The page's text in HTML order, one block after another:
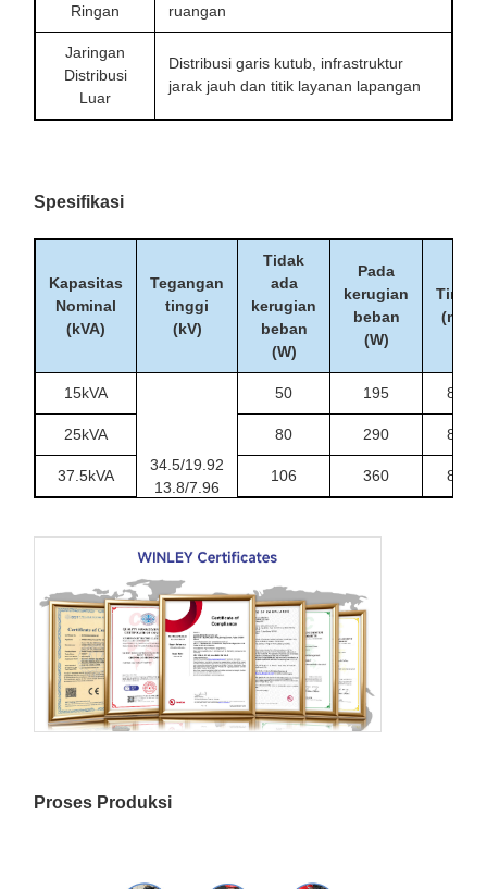
Ringan
ruangan
Jaringan
Distribusi
Luar
Distribusi garis kutub, infrastruktur
jarak jauh dan titik layanan lapangan
Spesifikasi
Kapasitas
Nominal
(kVA)
Tegangan
tinggi
(kV)
Tidak
ada
kerugian
beban
(W)
Pada
kerugian
beban
(W)
Tinggi
(mm)
15kVA
34.5/19.92
13.8/7.96
12.47/7.2
lainnya
50 195 840
25kVA 80 290 840
37.5kVA 106 360 840
190
100kVA 280 1010
167kVA 435
250kVA 550 2230
Proses Produksi